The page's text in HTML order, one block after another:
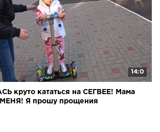
14:0
круто кататься на СЕГВЕЕ! Мама
Я прошу прощения